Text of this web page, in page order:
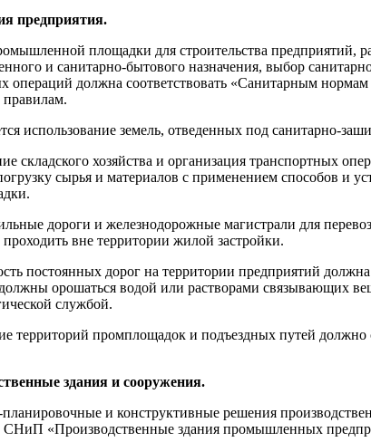
предприятия.
площадки для строительства предприятий,
и сани­тарно-бытового назначения, выбор
операций должна соответствовать «Сани­тарным
использование земель, отведенных под санитарно-
складского хозяйства и организация транспортных
сырья и материалов с применением способов и
дороги и железнодорожные магистрали для
вне территории жилой застройки.
постоянных дорог на территории предприятий
орошаться водой или растворами связывающих
службой.
территорий промплощадок и подъездных путей должно
здания и сооружения.
и конструктивные решения
СНиП «Производ­ственные здания промышленных